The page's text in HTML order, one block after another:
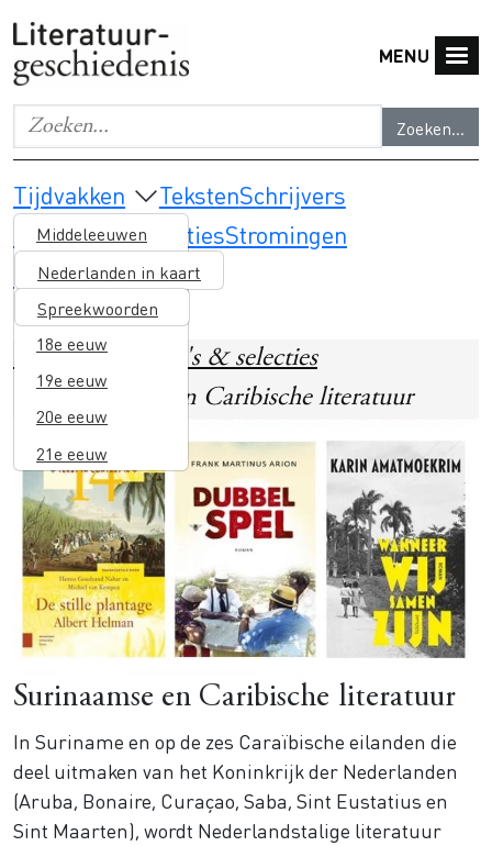
MENU
Zoeken...
Geef de woorden op waar je naar wilt zoeken.
Main navigation
Tijdvakken
Middeleeuwen
Nederlanden in kaart
16e eeuw
Spreekwoorden
17e eeuw
18e eeuw
19e eeuw
20e eeuw
21e eeuw
TekstenSchrijvers
Thema's & selectiesStromingen
Lesmateriaal
Home
Thema's & selecties
Surinaamse en Caribische literatuur
Image
Surinaamse en Caribische literatuur
In Suriname en op de zes Caraïbische eilanden die
deel uitmaken van het Koninkrijk der Nederlanden
(Aruba, Bonaire, Curaçao, Saba, Sint Eustatius en
Sint Maarten), wordt Nederlandstalige literatuur